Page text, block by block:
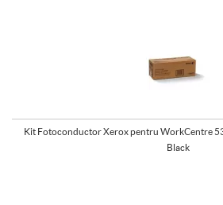
Kit Fotoconductor Xerox pentru WorkCentre
Black